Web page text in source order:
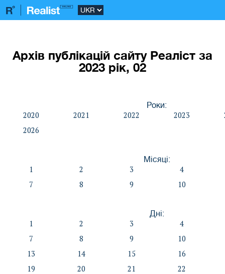
Архів публікацій сайту Реаліст за
2023 рік, 02
Роки:
2020 2021 2022 2023
2026
Місяці:
1 2 3
4
7
8 9 10
Дні:
1 2 3
4
7
8 9
10
13
14 15
16
19
20 21
22